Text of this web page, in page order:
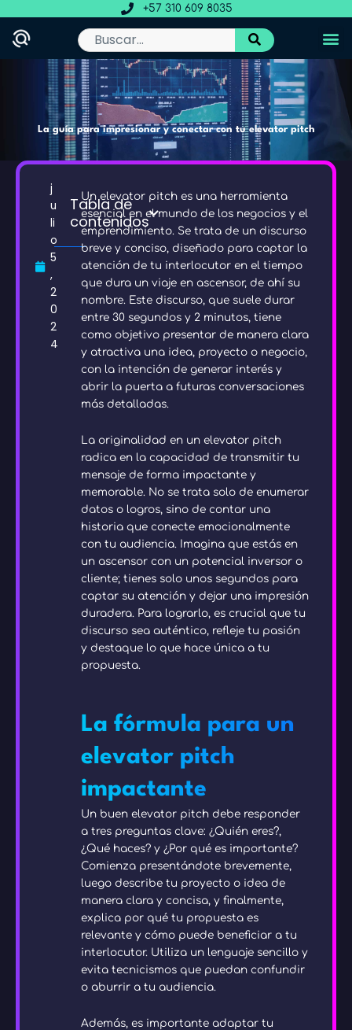
contenido
+57 310 609 8035
Buscar
La guía para impresionar y conectar con tu elevator pitch
j
u
li
o
5
,
2
0
2
4
Tabla de
contenidos
Un elevator pitch es una herramienta
esencial en el mundo de los negocios y el
emprendimiento. Se trata de un discurso
breve y conciso, diseñado para captar la
atención de tu interlocutor en el tiempo
que dura un viaje en ascensor, de ahí su
nombre. Este discurso, que suele durar
entre 30 segundos y 2 minutos, tiene
como objetivo presentar de manera clara
y atractiva una idea, proyecto o negocio,
con la intención de generar interés y
abrir la puerta a futuras conversaciones
más detalladas.
La originalidad en un elevator pitch
radica en la capacidad de transmitir tu
mensaje de forma impactante y
memorable. No se trata solo de enumerar
datos o logros, sino de contar una
historia que conecte emocionalmente
con tu audiencia. Imagina que estás en
un ascensor con un potencial inversor o
cliente; tienes solo unos segundos para
captar su atención y dejar una impresión
duradera. Para lograrlo, es crucial que tu
discurso sea auténtico, refleje tu pasión
y destaque lo que hace única a tu
propuesta.
La fórmula para un
elevator pitch
impactante
Un buen elevator pitch debe responder
a tres preguntas clave: ¿Quién eres?,
¿Qué haces? y ¿Por qué es importante?
Comienza presentándote brevemente,
luego describe tu proyecto o idea de
manera clara y concisa, y finalmente,
explica por qué tu propuesta es
relevante y cómo puede beneficiar a tu
interlocutor. Utiliza un lenguaje sencillo y
evita tecnicismos que puedan confundir
o aburrir a tu audiencia.
Además, es importante adaptar tu